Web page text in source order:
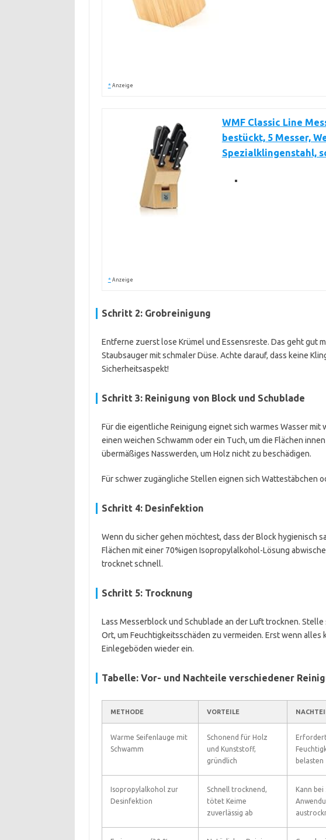
* Anzeige
WMF Classic Line
bestückt, 5 Messer,
Spezialklingenstahl,
* Anzeige
Schritt 2: Grobreinigung
Entferne zuerst lose Krümel und Essensreste. Das geht gut
Staubsauger mit schmaler Düse. Achte darauf, dass keine
Sicherheitsaspekt!
Schritt 3: Reinigung von Block und Schublade
Für die eigentliche Reinigung eignet sich warmes Wasser
einen weichen Schwamm oder ein Tuch, um die Flächen
übermäßiges Nasswerden, um Holz nicht zu beschädigen.
Für schwer zugängliche Stellen eignen sich Wattestäbchen
Schritt 4: Desinfektion
Wenn du sicher gehen möchtest, dass der Block hygienisch
Flächen mit einer 70%igen Isopropylalkohol-Lösung
trocknet schnell.
Schritt 5: Trocknung
Lass Messerblock und Schublade an der Luft trocknen.
Ort, um Feuchtigkeitsschäden zu vermeiden. Erst wenn
Einlegeböden wieder ein.
Tabelle: Vor- und Nachteile verschiedener
METHODE VORTEILE
Warme Seifenlauge mit
Schwamm
Schonend für Holz
und Kunststoff,
gründlich
belasten
Isopropylalkohol zur
Desinfektion
Schnell trocknend,
tötet Keime
zuverlässig ab
Kann